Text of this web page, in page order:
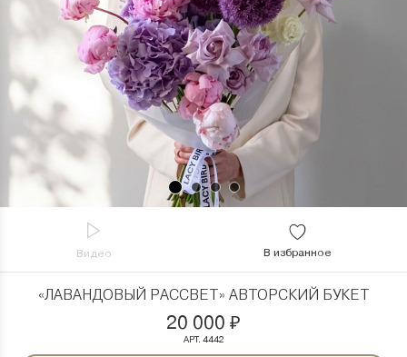
Видео В избранное
«ЛАВАНДОВЫЙ РАССВЕТ» АВТОРСКИЙ БУКЕТ
20 000 ₽
АРТ. 4442